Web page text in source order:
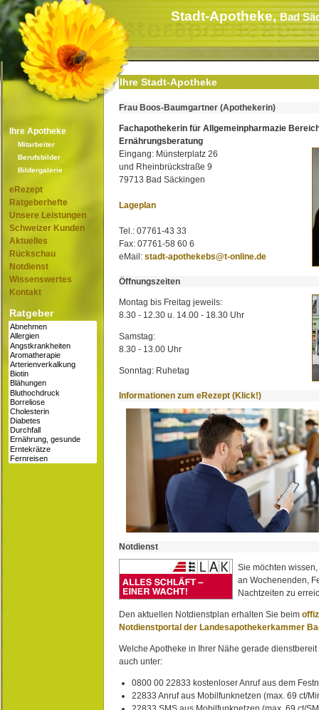
Stadt-Apotheke,Bad
Ihre Apotheke
Mitarbeiter
Berufsbilder
Bildergalerie
eRezept
Ratgeberhefte
Unsere Leistungen
Schweizer Kunden
Aktuelles
Rückschau
Notdienst
Wissenswertes
Kontakt
Ratgeber
Ihre Stadt-Apotheke
Frau Boos-Baumgartner (Apothekerin)
Fachapothekerin für Allgemeinpharmazie
Ernährungsberatung
Eingang: Münsterplatz 26
und Rheinbrückstraße 9
79713 Bad Säckingen
Lageplan
Tel.: 07761-43 33
Fax: 07761-58 60 6
eMail: stadt-apothekebs@t-online.de
Öffnungszeiten
Montag bis Freitag jeweils:
8.30 - 12.30 u. 14.00 - 18.30 Uhr
Samstag:
8.30 - 13.00 Uhr
Sonntag: Ruhetag
Informationen zum eRezept (Klick!)
Notdienst
Sie möchten
an Wochenenden,
Nachtzeiten zu
Den aktuellen Notdienstplan erhalten Sie beim
Notdienstportal der Landesapothekerkammer
Welche Apotheke in Ihrer Nähe gerade
auch unter:
0800 00 22833 kostenloser Anruf aus dem
22833 Anruf aus Mobilfunknetzen (max. 69 ct/